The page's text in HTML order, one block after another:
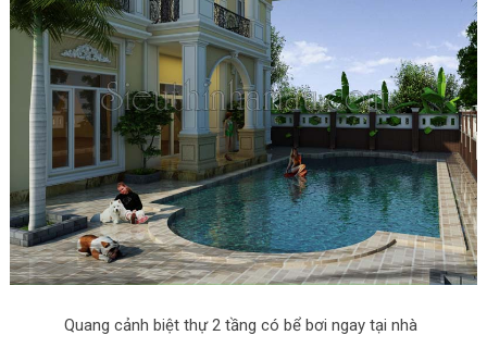
Quang cảnh biệt thự 2 tầng có bể bơi ngay tại nhà